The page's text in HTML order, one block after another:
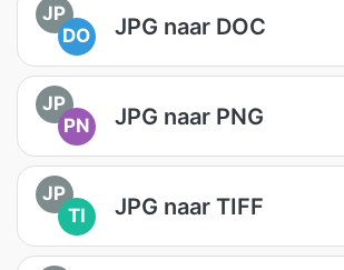
JP
DO
JPG naar DOC
JP
PN
JPG naar PNG
JP
TI
JPG naar TIFF